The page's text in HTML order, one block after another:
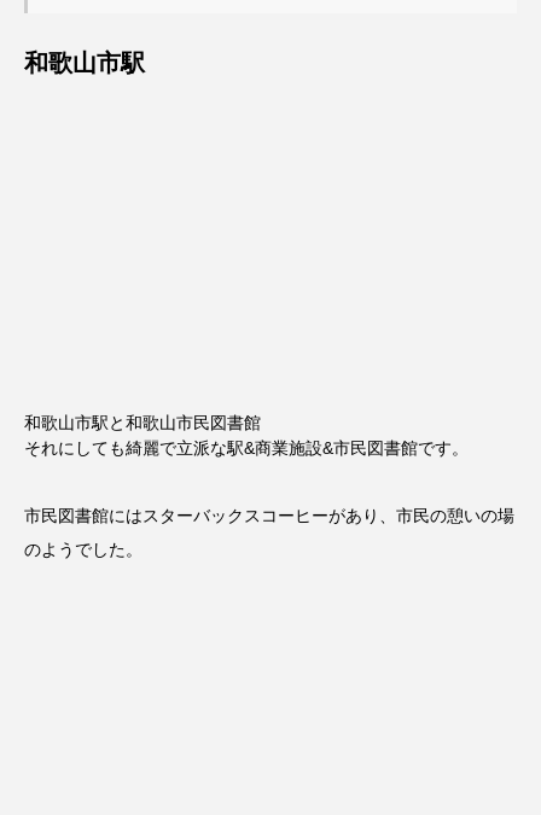
和歌山市駅
和歌山市駅と和歌山市民図書館
それにしても綺麗で立派な駅&商業施設&市民図書館です。
市民図書館にはスターバックスコーヒーがあり、市民の憩いの場
のようでした。